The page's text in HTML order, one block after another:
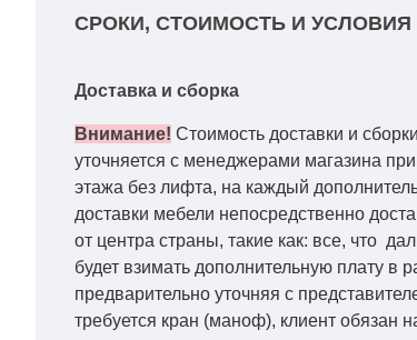
СРОКИ, СТОИМОСТЬ И УСЛОВИЯ
Доставка и сборка
Внимание! Стоимость доставки и
уточняется с менеджерами магазина
этажа без лифта, на каждый
доставки мебели непосредственно
от центра страны, такие как: все, что
будет взимать дополнительную плату в
предварительно уточняя с
требуется кран (маноф), клиент обязан